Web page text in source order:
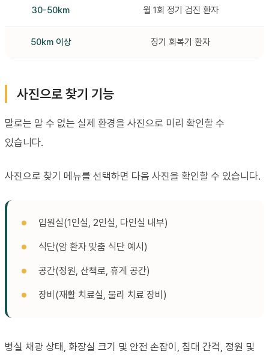
30-50km 월 1회 정기 검진 환자
50km 이상 장기 회복기 환자
사진으로 찾기 기능
말로는 알 수 없는 실제 환경을 사진으로 미리 확인할 수
있습니다.
사진으로 찾기 메뉴를 선택하면 다음 사진을 확인할 수 있습니다.
입원실(1인실, 2인실, 다인실 내부)
식단(암 환자 맞춤 식단 예시)
공간(정원, 산책로, 휴게 공간)
장비(재활 치료실, 물리 치료 장비)
병실 채광 상태, 화장실 크기 및 안전 손잡이, 침대 간격, 정원 및